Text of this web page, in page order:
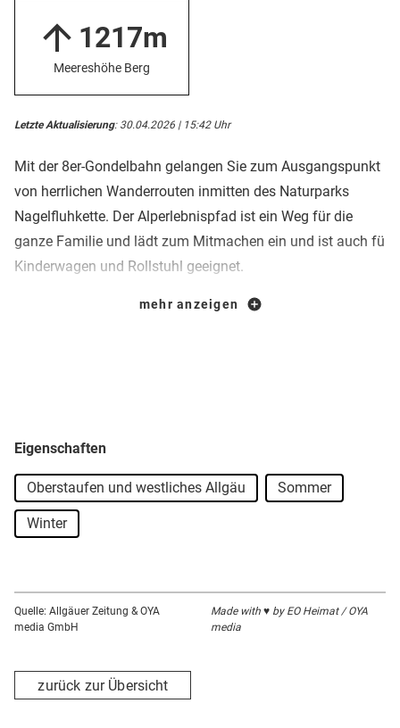
1217m
Meereshöhe Berg
Letzte Aktualisierung: 30.04.2026 | 15:42 Uhr
Mit der 8er-Gondelbahn gelangen Sie zum Ausgangspunkt
von herrlichen Wanderrouten inmitten des Naturparks
Nagelfluhkette. Der Alperlebnispfad ist ein Weg für die
ganze Familie und lädt zum Mitmachen ein und ist auch für
Kinderwagen und Rollstuhl geeignet.
Ca. 15 Gehminuten von der Bergstation entfernt ist der
Spezialitäten verwöhnen.
Im Sportgeschäft an der Talstation werden Sie vom
Fachpersonal bestens beraten.
mehr anzeigen
Eigenschaften
Oberstaufen und westliches Allgäu Sommer
Winter
Quelle: Allgäuer Zeitung & OYA
media GmbH
Made with ♥ by EO Heimat / OYA
media
zurück zur Übersicht